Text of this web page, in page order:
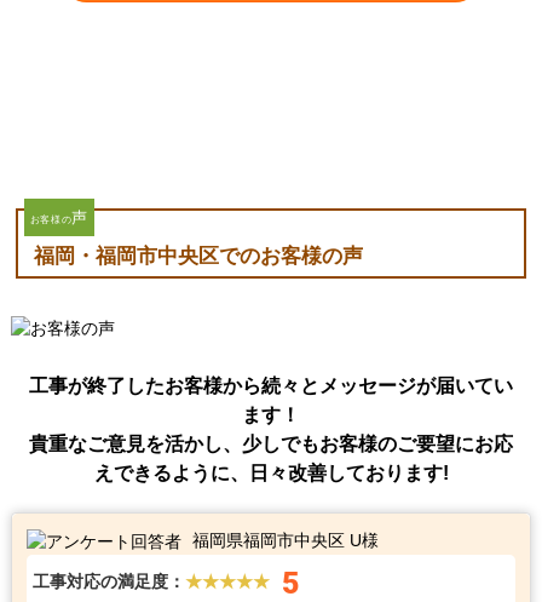
お客様の声
福岡・福岡市中央区でのお客様の声
工事が終了したお客様から続々とメッセージが届いてい
ます！
貴重なご意見を活かし、少しでもお客様のご要望にお応
えできるように、日々改善しております!
福岡県福岡市中央区 U様
工事対応の満足度： ★★★★★ 5